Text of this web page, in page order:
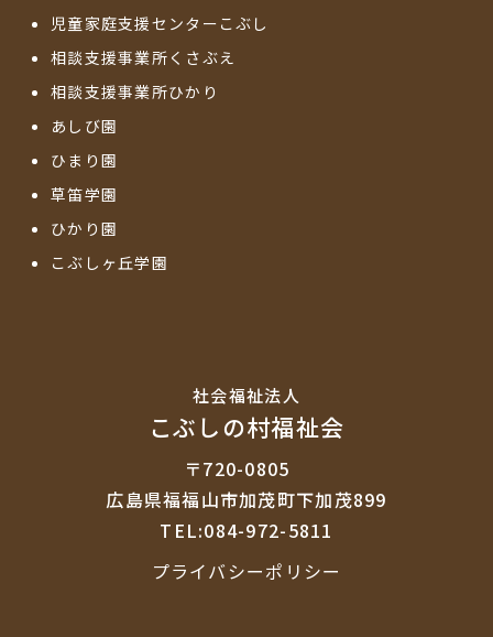
児童家庭支援センターこぶし
相談支援事業所くさぶえ
相談支援事業所ひかり
あしび園
ひまり園
草笛学園
ひかり園
こぶしヶ丘学園
社会福祉法⼈
こぶしの村福祉会
〒720-0805
広島県福福山市加茂町下加茂899
TEL:084-972-5811
プライバシーポリシー